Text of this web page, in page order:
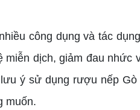
công dụng và tác
dịch, giảm đau nhức
ý sử dụng rượu nếp
muốn.